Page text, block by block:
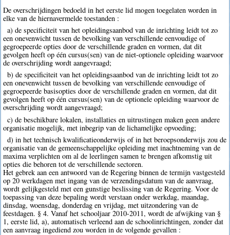
De overschrijdingen bedoeld in het eerste lid mogen toegelaten worden in
elke van de hiernavermelde toestanden :
a) de specificiteit van het opleidingsaanbod van de inrichting leidt tot zo
een onevenwicht tussen de bevolking van verschillende eenvoudige of
gegroepeerde opties door de verschillende graden en vormen, dat dit
gevolgen heeft op één cursus(sen) van de niet-optionele opleiding waarvoor
de overschrijding wordt aangevraagd;
b) de specificiteit van het opleidingsaanbod van de inrichting leidt tot zo
een onevenwicht tussen de bevolking van verschillende eenvoudige of
gegroepeerde basisopties door de verschillende graden en vormen, dat dit
gevolgen heeft op één cursus(sen) van de optionele opleiding waarvoor de
overschrijding wordt aangevraagd;
c) de beschikbare lokalen, installaties en uitrustingen maken geen andere
organisatie mogelijk, met inbegrip van de lichamelijke opvoeding;
d) in het technisch kwalificatieonderwijs of in het beroepsonderwijs zou de
organisatie van de gemeenschappelijke opleiding met inachtneming van de
maxima verplichten om al de leerlingen samen te brengen afkomstig uit
opties die behoren tot de verschillende sectoren.
Het gebrek aan een antwoord van de Regering binnen de termijn vastgesteld
op 20 werkdagen met ingang van de verzendingsdatum van de aanvraag,
wordt gelijkgesteld met een gunstige beslissing van de Regering. Voor de
toepassing van deze bepaling wordt verstaan onder werkdag, maandag,
dinsdag, woensdag, donderdag en vrijdag, met uitzondering van de
feestdagen. § 4. Vanaf het schooljaar 2010-2011, wordt de afwijking van §
1, eerste lid, a), automatisch verleend aan de schoolinrichtingen, zonder dat
een aanvraag ingediend zou worden in de volgende gevallen :